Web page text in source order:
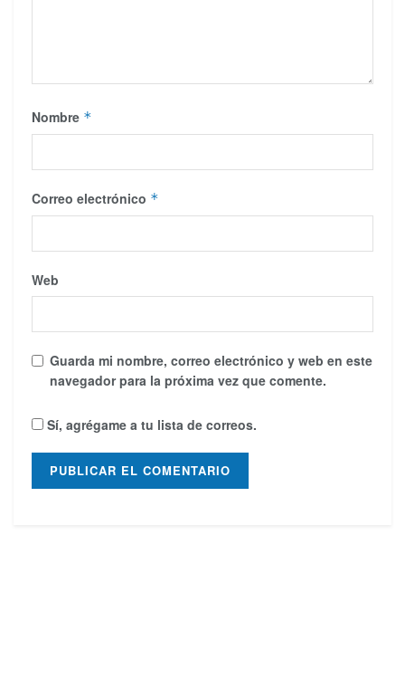
Nombre *
Correo electrónico *
Web
Guarda mi nombre, correo electrónico y web en este
navegador para la próxima vez que comente.
Sí, agrégame a tu lista de correos.